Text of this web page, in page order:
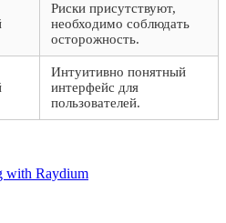
Риски присутствуют,
необходимо соблюдать
осторожность.
Интуитивно понятный
интерфейс для
пользователей.
with Raydium